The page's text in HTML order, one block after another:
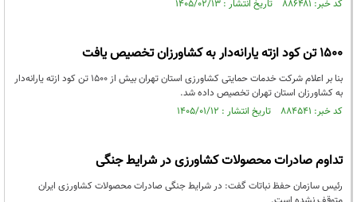
کد خبر: ۸۸۶۴۸۱ تاریخ انتشار : ۱۴۰۵/۰۲/۱۳
۱۵۰۰ تن کود ازته یارانه‌دار به کشاورزان تخصیص یافت
بنا بر اعلام شرکت خدمات حمایتی کشاورزی استان تهران بیش از ۱۵۰۰ تن کود ازته یارانه‌دار
به کشاورزان استان تهران تخصیص داده شد.
کد خبر: ۸۸۴۵۴۱ تاریخ انتشار : ۱۴۰۵/۰۱/۱۲
تداوم صادرات محصولات کشاورزی در شرایط جنگی
رئیس سازمان حفظ نباتات گفت: در شرایط جنگی صادرات محصولات کشاورزی ایران